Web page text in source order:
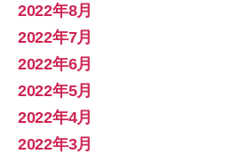
2022年8月
2022年7月
2022年6月
2022年5月
2022年4月
2022年3月